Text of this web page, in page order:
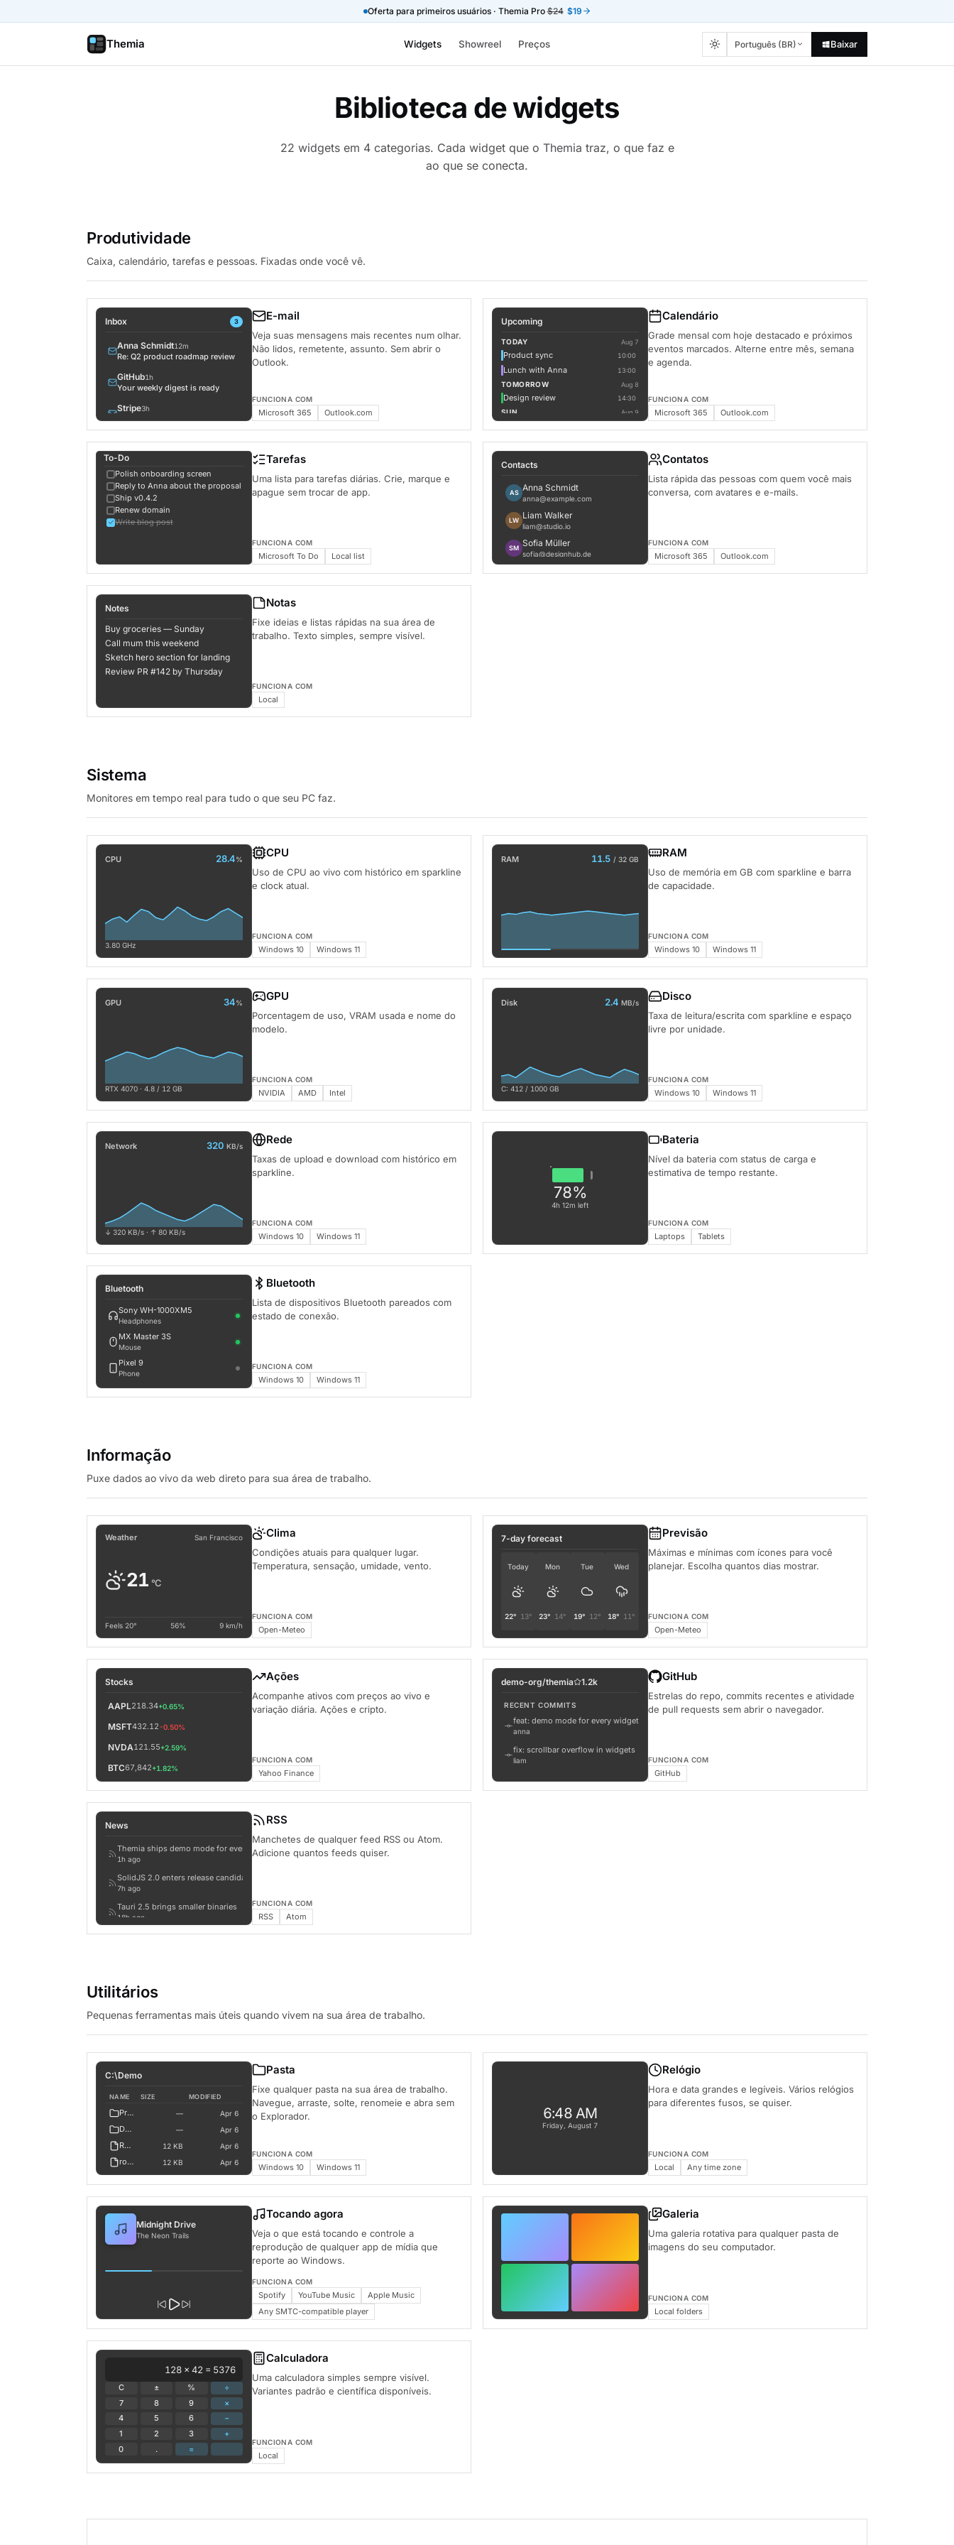
Oferta para primeiros usuários · Themia Pro$24 $19
Themia Widgets Showreel Preços Português (BR) Baixar
Biblioteca de widgets
22 widgets em 4 categorias. Cada widget que o Themia traz, o que faz e
ao que se conecta.
Produtividade
Caixa, calendário, tarefas e pessoas. Fixadas onde você vê.
Inbox 3
Anna Schmidt12m
Re: Q2 product roadmap review
GitHub1h
Your weekly digest is ready
Stripe3h
Invoice #4821 — receipt
Linear
3 issues assigned to you
Liam Walker8h
Lunch tomorrow?
Vercel1d
Build successful: themia
E-mail
Veja suas mensagens mais recentes num olhar.
Não lidos, remetente, assunto. Sem abrir o
Outlook.
FUNCIONA COM
Microsoft 365 Outlook.com
Upcoming
TODAY Aug 7
Product sync 10:00
Lunch with Anna 13:00
TOMORROW Aug 8
Design review 14:30
SUN Aug 9
Calendário
Grade mensal com hoje destacado e próximos
eventos marcados. Alterne entre mês, semana
e agenda.
FUNCIONA COM
Microsoft 365 Outlook.com
To-Do
Polish onboarding screen
Reply to Anna about the proposal
Ship v0.4.2
Renew domain
Write blog post
Tarefas
Uma lista para tarefas diárias. Crie, marque e
apague sem trocar de app.
FUNCIONA COM
Microsoft To Do Local list
Contacts
AS Anna Schmidt
anna@example.com
LW Liam Walker
liam@studio.io
SM Sofia Müller
sofia@designhub.de
MR Marco Rossi
Contatos
Lista rápida das pessoas com quem você mais
conversa, com avatares e e-mails.
FUNCIONA COM
Microsoft 365 Outlook.com
Notes
Buy groceries — Sunday
Call mum this weekend
Sketch hero section for landing
Review PR #142 by Thursday
Notas
Fixe ideias e listas rápidas na sua área de
trabalho. Texto simples, sempre visível.
FUNCIONA COM
Local
Sistema
Monitores em tempo real para tudo o que seu PC faz.
CPU 28.4%
3.80 GHz
CPU
Uso de CPU ao vivo com histórico em sparkline
e clock atual.
FUNCIONA COM
Windows 10 Windows 11
RAM 11.5 / 32 GB RAM
Uso de memória em GB com sparkline e barra
de capacidade.
FUNCIONA COM
Windows 10 Windows 11
GPU 34%
RTX 4070 · 4.8 / 12 GB
GPU
Porcentagem de uso, VRAM usada e nome do
modelo.
FUNCIONA COM
NVIDIA AMD Intel
Disk 2.4 MB/s
C: 412 / 1000 GB
Disco
Taxa de leitura/escrita com sparkline e espaço
livre por unidade.
FUNCIONA COM
Windows 10 Windows 11
Network 320 KB/s
↓ 320 KB/s · ↑ 80 KB/s
Rede
Taxas de upload e download com histórico em
sparkline.
FUNCIONA COM
Windows 10 Windows 11
78%
4h 12m left
Bateria
Nível da bateria com status de carga e
estimativa de tempo restante.
FUNCIONA COM
Laptops Tablets
Bluetooth
Sony WH-1000XM5
Headphones
MX Master 3S
Mouse
Pixel 9
Phone
Bluetooth
Lista de dispositivos Bluetooth pareados com
estado de conexão.
FUNCIONA COM
Windows 10 Windows 11
Informação
Puxe dados ao vivo da web direto para sua área de trabalho.
Weather San Francisco
21 °C
Feels 20° 56% 9 km/h
Clima
Condições atuais para qualquer lugar.
Temperatura, sensação, umidade, vento.
FUNCIONA COM
Open-Meteo
7-day forecast
Today
22° 13°
Mon
23° 14°
Tue
19° 12°
Wed
18° 11°
Previsão
Máximas e mínimas com ícones para você
planejar. Escolha quantos dias mostrar.
FUNCIONA COM
Open-Meteo
Stocks
AAPL218.34+0.65%
MSFT432.12-0.50%
NVDA121.55+2.59%
BTC67,842+1.82%
Ações
Acompanhe ativos com preços ao vivo e
variação diária. Ações e cripto.
FUNCIONA COM
Yahoo Finance
demo-org/themia 1.2k
RECENT COMMITS
feat: demo mode for every widget
anna
fix: scrollbar overflow in widgets
liam
sofia
GitHub
Estrelas do repo, commits recentes e atividade
de pull requests sem abrir o navegador.
FUNCIONA COM
GitHub
News
Themia ships demo mode for every widget
1h ago
SolidJS 2.0 enters release candidate
7h ago
Tauri 2.5 brings smaller binaries
18h ago
The desktop is back
RSS
Manchetes de qualquer feed RSS ou Atom.
Adicione quantos feeds quiser.
FUNCIONA COM
RSS Atom
Utilitários
Pequenas ferramentas mais úteis quando vivem na sua área de trabalho.
C:\Demo
NAME SIZE MODIFIED
Projects — Apr 6
Documents — Apr 6
README.md 12 KB Apr 6
roadmap.md 12 KB Apr 6
budget.xlsx
mockup-v2.png 1.2 MB Apr 6
Pasta
Fixe qualquer pasta na sua área de trabalho.
Navegue, arraste, solte, renomeie e abra sem
o Explorador.
FUNCIONA COM
Windows 10 Windows 11
6:48 AM
Friday, August 7
Relógio
Hora e data grandes e legíveis. Vários relógios
para diferentes fusos, se quiser.
FUNCIONA COM
Local Any time zone
Midnight Drive
The Neon Trails
Tocando agora
Veja o que está tocando e controle a
reprodução de qualquer app de mídia que
reporte ao Windows.
FUNCIONA COM
Spotify YouTube Music
Apple Music
Any SMTC-compatible player
Galeria
Uma galeria rotativa para qualquer pasta de
imagens do seu computador.
FUNCIONA COM
Local folders
128 × 42 = 5376
C ± %
÷
7
8 9
×
4
5 6
−
1
2 3
+
0
. =
Calculadora
Uma calculadora simples sempre visível.
Variantes padrão e científica disponíveis.
FUNCIONA COM
Local